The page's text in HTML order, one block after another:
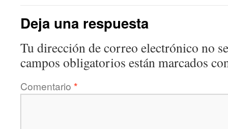
Deja una respuesta
Tu dirección de correo electrónico no
campos obligatorios están marcados
Comentario *